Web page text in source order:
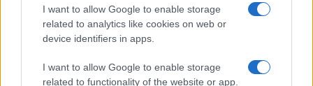
I want to allow Google to enable storage
related to analytics like cookies on web or
device identifiers in apps.
I want to allow Google to enable storage
related to functionality of the website or app.